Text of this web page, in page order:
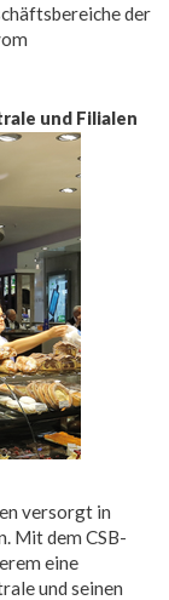
der
und Filialen
versorgt in
Mit dem CSB-
eine
und seinen